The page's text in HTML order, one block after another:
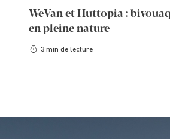
WeVan et Huttopia :
en pleine nature
3 min de lecture